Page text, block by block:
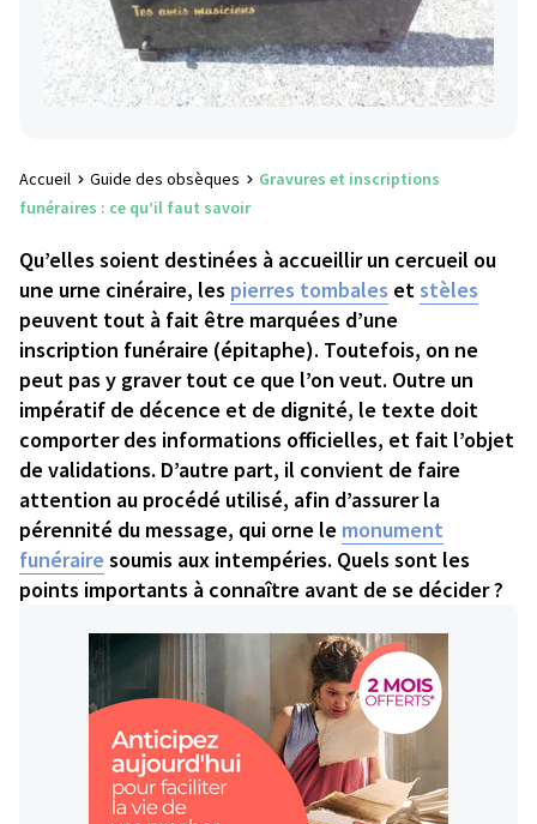
Accueil Guide des obsèques
Gravures et inscriptions
funéraires : ce qu’il faut savoir
Qu’elles soient destinées à accueillir un cercueil ou
une urne cinéraire, les pierres tombales etstèles
peuvent tout à fait être marquées d’une
inscription funéraire (épitaphe). Toutefois, on ne
peut pas y graver tout ce que l’on veut. Outre un
impératif de décence et de dignité, le texte doit
comporter des informations officielles, et fait l’objet
de validations. D’autre part, il convient de faire
attention au procédé utilisé, afin d’assurer la
pérennité du message, qui orne le monument
funéraire soumis aux intempéries. Quels sont les
points importants à connaître avant de se décider ?